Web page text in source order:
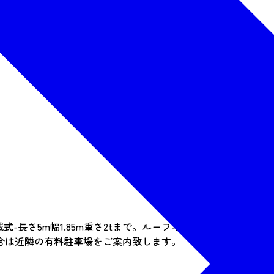
-長さ5m幅1.85m重さ2tまで。ルーフキャリア積載のお車、
近隣の有料駐車場をご案内致します。